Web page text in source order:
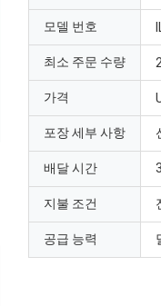
모델 번호
최소 주문 수량 2
가격
포장 세부 사항
배달 시간
지불 조건
공급 능력